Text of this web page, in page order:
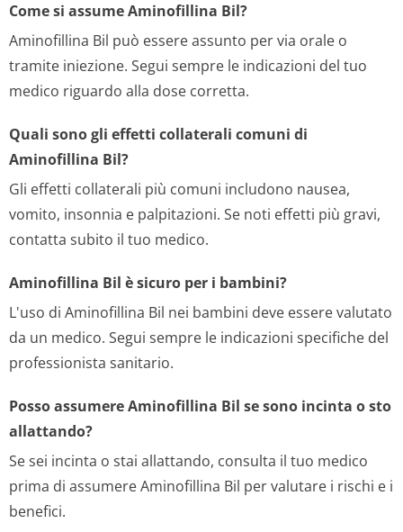
Come si assume Aminofillina Bil?
Aminofillina Bil può essere assunto per via orale o
tramite iniezione. Segui sempre le indicazioni del tuo
medico riguardo alla dose corretta.
Quali sono gli effetti collaterali comuni di
Aminofillina Bil?
Gli effetti collaterali più comuni includono nausea,
vomito, insonnia e palpitazioni. Se noti effetti più gravi,
contatta subito il tuo medico.
Aminofillina Bil è sicuro per i bambini?
L'uso di Aminofillina Bil nei bambini deve essere valutato
da un medico. Segui sempre le indicazioni specifiche del
professionista sanitario.
Posso assumere Aminofillina Bil se sono incinta o sto
allattando?
Se sei incinta o stai allattando, consulta il tuo medico
prima di assumere Aminofillina Bil per valutare i rischi e i
benefici.